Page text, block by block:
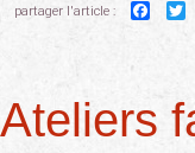
partager l'article :
Ateliers